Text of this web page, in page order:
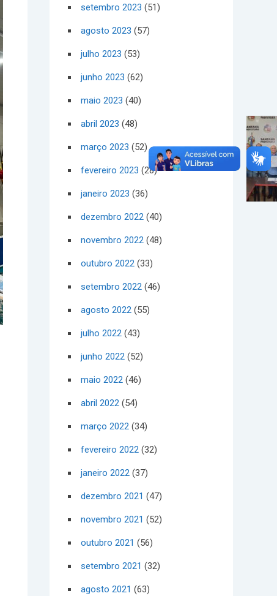
setembro 2023 (51)
agosto 2023 (57)
julho 2023 (53)
junho 2023 (62)
maio 2023 (40)
abril 2023 (48)
março 2023 (52)
fevereiro 2023 (28)
janeiro 2023 (36)
dezembro 2022 (40)
novembro 2022 (48)
outubro 2022 (33)
setembro 2022 (46)
agosto 2022 (55)
julho 2022 (43)
junho 2022 (52)
maio 2022 (46)
abril 2022 (54)
março 2022 (34)
fevereiro 2022 (32)
janeiro 2022 (37)
dezembro 2021 (47)
novembro 2021 (52)
outubro 2021 (56)
setembro 2021 (32)
agosto 2021 (63)